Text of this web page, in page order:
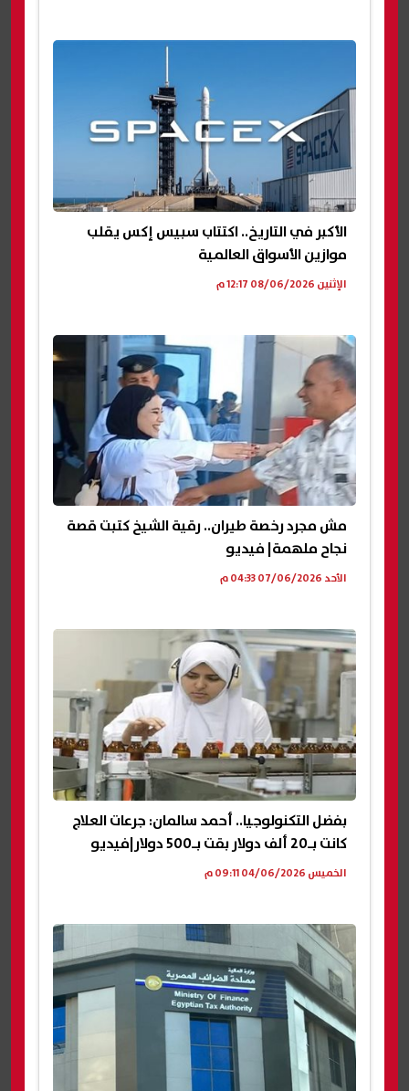
الأكبر في التاريخ.. اكتتاب سبيس إكس يقلب
موازين الأسواق العالمية
الإثنين 08/06/2026 12:17 م
مش مجرد رخصة طيران.. رقية الشيخ كتبت قصة
نجاح ملهمة| فيديو
الأحد 07/06/2026 04:33 م
بفضل التكنولوجيا.. أحمد سالمان: جرعات العلاج
كانت بـ20 ألف دولار بقت بـ500 دولار|فيديو
الخميس 04/06/2026 09:11 م